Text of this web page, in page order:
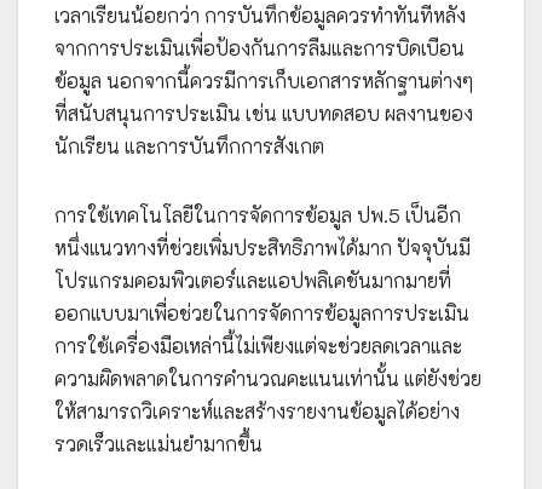
เวลาเรียนน้อยกว่า การบันทึกข้อมูลควรทำทันทีหลัง
จากการประเมินเพื่อป้องกันการลืมและการบิดเบือน
ข้อมูล นอกจากนี้ควรมีการเก็บเอกสารหลักฐานต่างๆ
ที่สนับสนุนการประเมิน เช่น แบบทดสอบ ผลงานของ
นักเรียน และการบันทึกการสังเกต
การใช้เทคโนโลยีในการจัดการข้อมูล ปพ.5 เป็นอีก
หนึ่งแนวทางที่ช่วยเพิ่มประสิทธิภาพได้มาก ปัจจุบันมี
โปรแกรมคอมพิวเตอร์และแอปพลิเคชันมากมายที่
ออกแบบมาเพื่อช่วยในการจัดการข้อมูลการประเมิน
การใช้เครื่องมือเหล่านี้ไม่เพียงแต่จะช่วยลดเวลาและ
ความผิดพลาดในการคำนวณคะแนนเท่านั้น แต่ยังช่วย
ให้สามารถวิเคราะห์และสร้างรายงานข้อมูลได้อย่าง
รวดเร็วและแม่นยำมากขึ้น